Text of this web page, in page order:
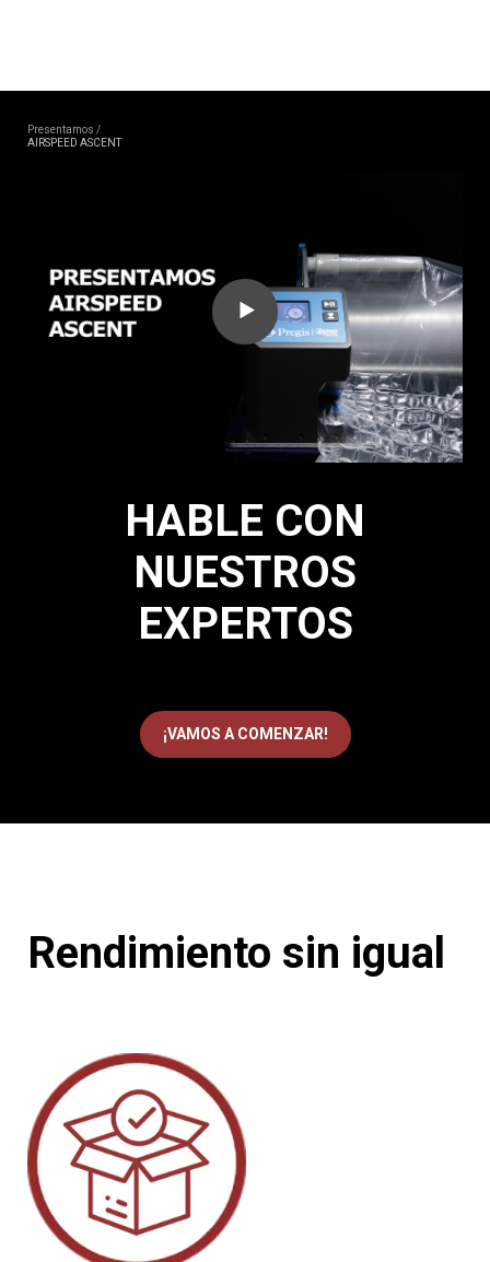
Presentamos /
AIRSPEED ASCENT
HABLE CON
NUESTROS
EXPERTOS
¡VAMOS A COMENZAR!
Rendimiento sin igual